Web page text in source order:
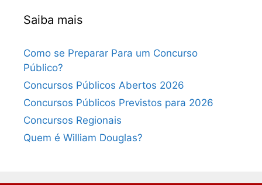
Saiba mais
Como se Preparar Para um Concurso
Público?
Concursos Públicos Abertos 2026
Concursos Públicos Previstos para 2026
Concursos Regionais
Quem é William Douglas?